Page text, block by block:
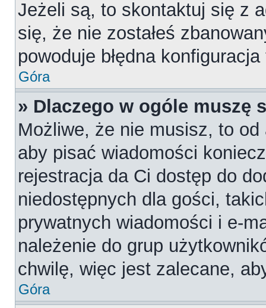
Jeżeli są, to skontaktuj się z
się, że nie zostałeś
powoduje błędna
Góra
» Dlaczego w ogóle muszę
Możliwe, że nie musisz, to
aby pisać wiadomości
rejestracja da Ci dostęp do
niedostępnych dla gości,
prywatnych wiadomości i e-
należenie do grup
chwilę, więc jest zalecane,
Góra